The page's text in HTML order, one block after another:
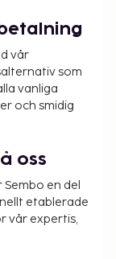
vår
som
vanliga
och smidig
oss
en del
etablerade
vår expertis,